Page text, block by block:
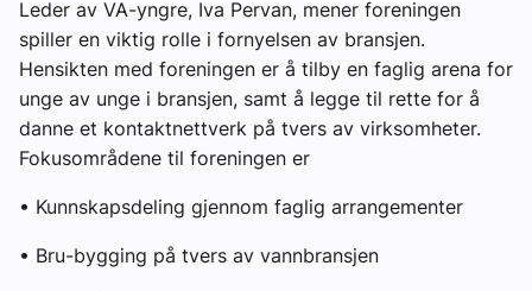
Leder av VA-yngre, Iva Pervan, mener foreningen
spiller en viktig rolle i fornyelsen av bransjen.
Hensikten med foreningen er å tilby en faglig arena for
unge av unge i bransjen, samt å legge til rette for å
danne et kontaktnettverk på tvers av virksomheter.
Fokusområdene til foreningen er
• Kunnskapsdeling gjennom faglig arrangementer
• Bru-bygging på tvers av vannbransjen